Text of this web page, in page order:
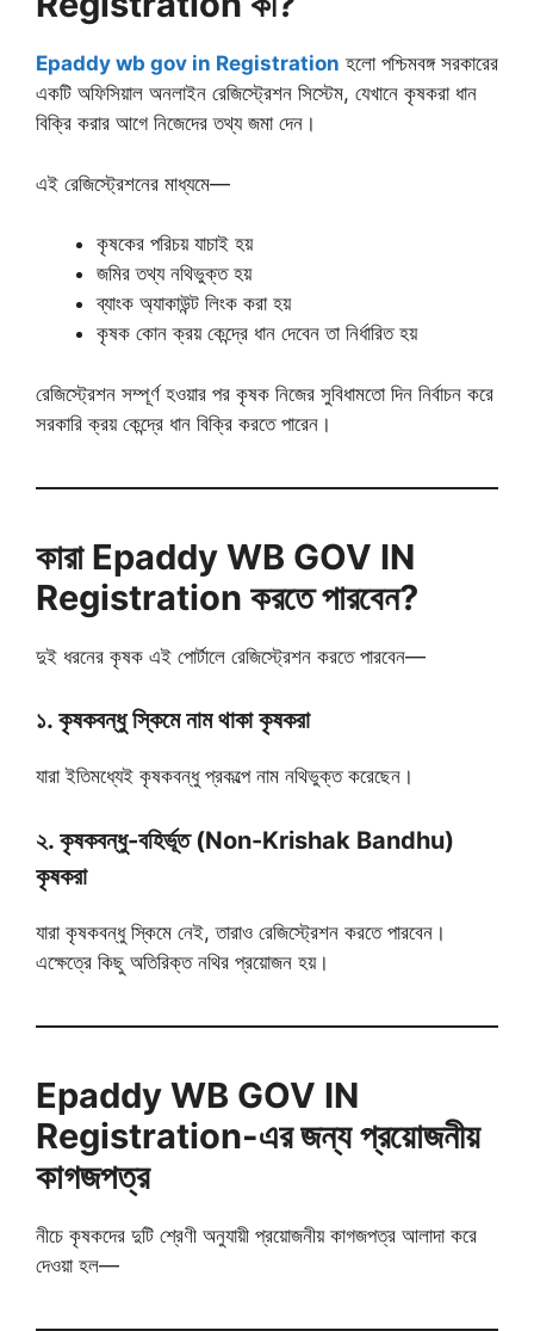
Epaddy wb gov in Registration হলো পশ্চিমবঙ্গ সরকারের
একটি অফিসিয়াল অনলাইন রেজিস্ট্রেশন সিস্টেম, যেখানে কৃষকরা ধান
বিক্রি করার আগে নিজেদের তথ্য জমা দেন।
এই রেজিস্ট্রেশনের মাধ্যমে—
কৃষকের পরিচয় যাচাই হয়
জমির তথ্য নথিভুক্ত হয়
ব্যাংক অ্যাকাউন্ট লিংক করা হয়
কৃষক কোন ক্রয় কেন্দ্রে ধান দেবেন তা নির্ধারিত হয়
রেজিস্ট্রেশন সম্পূর্ণ হওয়ার পর কৃষক নিজের সুবিধামতো দিন নির্বাচন করে
সরকারি ক্রয় কেন্দ্রে ধান বিক্রি করতে পারেন।
কারা Epaddy WB GOV IN
Registration করতে পারবেন?
দুই ধরনের কৃষক এই পোর্টালে রেজিস্ট্রেশন করতে পারবেন—
১. কৃষকবন্ধু স্কিমে নাম থাকা কৃষকরা
যারা ইতিমধ্যেই কৃষকবন্ধু প্রকল্পে নাম নথিভুক্ত করেছেন।
২. কৃষকবন্ধু-বহির্ভূত (Non-Krishak Bandhu)
কৃষকরা
যারা কৃষকবন্ধু স্কিমে নেই, তারাও রেজিস্ট্রেশন করতে পারবেন।
এক্ষেত্রে কিছু অতিরিক্ত নথির প্রয়োজন হয়।
Epaddy WB GOV IN
Registration-এর জন্য প্রয়োজনীয়
কাগজপত্র
নীচে কৃষকদের দুটি শ্রেণী অনুযায়ী প্রয়োজনীয় কাগজপত্র আলাদা করে
দেওয়া হল—